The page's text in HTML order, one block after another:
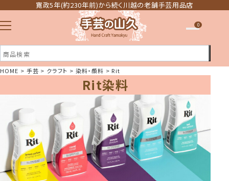
寛政5年(約230年前)から続く川越の老舗手芸用品店
注文履歴
ほしい物リスト
0
HOME 手芸 クラフト 染料・顔料 Rit
Rit染料